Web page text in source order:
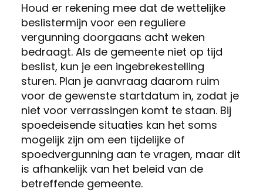
Houd er rekening mee dat de wettelijke
beslistermijn voor een reguliere
vergunning doorgaans acht weken
bedraagt. Als de gemeente niet op tijd
beslist, kun je een ingebrekestelling
sturen. Plan je aanvraag daarom ruim
voor de gewenste startdatum in, zodat je
niet voor verrassingen komt te staan. Bij
spoedeisende situaties kan het soms
mogelijk zijn om een tijdelijke of
spoedvergunning aan te vragen, maar dit
is afhankelijk van het beleid van de
betreffende gemeente.